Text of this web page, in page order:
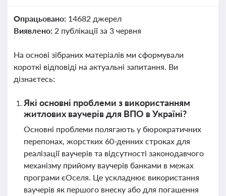
Опрацьовано: 14682 джерел
Виявлено: 2 публікації за 3 червня
На основі зібраних матеріалів ми сформували
короткі відповіді на актуальні запитання. Ви
дізнаєтесь:
Які основні проблеми з використанням
житлових ваучерів для ВПО в Україні?
Основні проблеми полягають у бюрократичних
перепонах, жорстких 60-денних строках для
реалізації ваучерів та відсутності законодавчого
механізму прийому ваучерів банками в межах
програми єОселя. Це ускладнює використання
ваучерів як першого внеску або для погашення